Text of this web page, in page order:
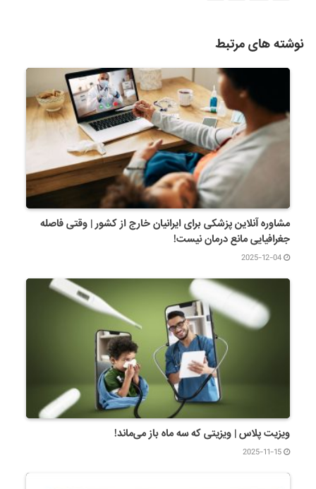
نوشته های مرتبط
مشاوره آنلاین پزشکی برای ایرانیان خارج از کشور | وقتی فاصله
جغرافیایی مانع درمان نیست!
2025-12-04
ویزیت پلاس | ویزیتی که سه ماه باز می‌ماند!
2025-11-15